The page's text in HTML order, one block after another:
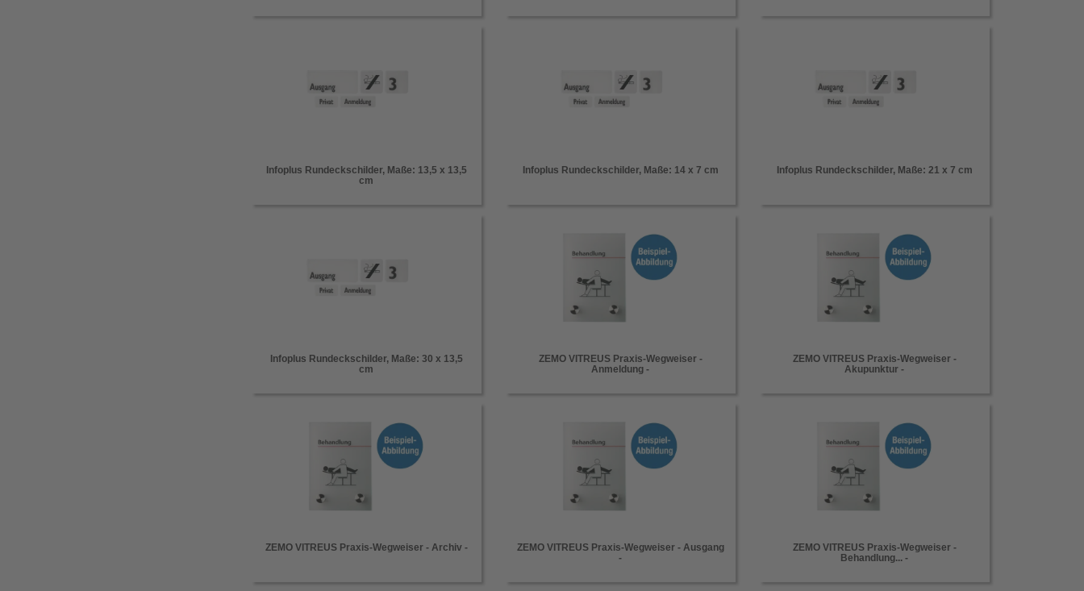
Infoplus Rundeckschilder, Maße: 13,5 x 13,5
cm
Infoplus Rundeckschilder, Maße: 14 x 7 cm Infoplus Rundeckschilder, Maße: 21 x 7 cm
Infoplus Rundeckschilder, Maße: 30 x 13,5
cm
ZEMO VITREUS Praxis-Wegweiser -
Anmeldung -
ZEMO VITREUS Praxis-Wegweiser -
Akupunktur -
ZEMO VITREUS Praxis-Wegweiser - Archiv -
ZEMO VITREUS Praxis-Wegweiser - Ausgang
-
ZEMO VITREUS Praxis-Wegweiser -
Behandlung... -